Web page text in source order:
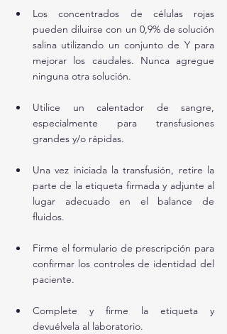
Los concentrados de células rojas
pueden diluirse con un 0,9% de solución
salina utilizando un conjunto de Y para
mejorar los caudales. Nunca agregue
ninguna otra solución.
Utilice un calentador de sangre,
especialmente para transfusiones
grandes y/o rápidas.
Una vez iniciada la transfusión, retire la
parte de la etiqueta firmada y adjunte al
lugar adecuado en el balance de
fluidos.
Firme el formulario de prescripción para
confirmar los controles de identidad del
paciente.
Complete y firme la etiqueta y
devuélvela al laboratorio.